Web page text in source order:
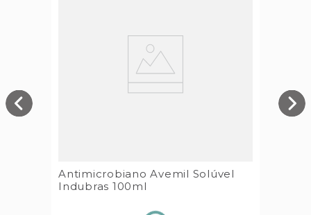
Antimicrobiano Avemil Solúvel
Indubras 100ml